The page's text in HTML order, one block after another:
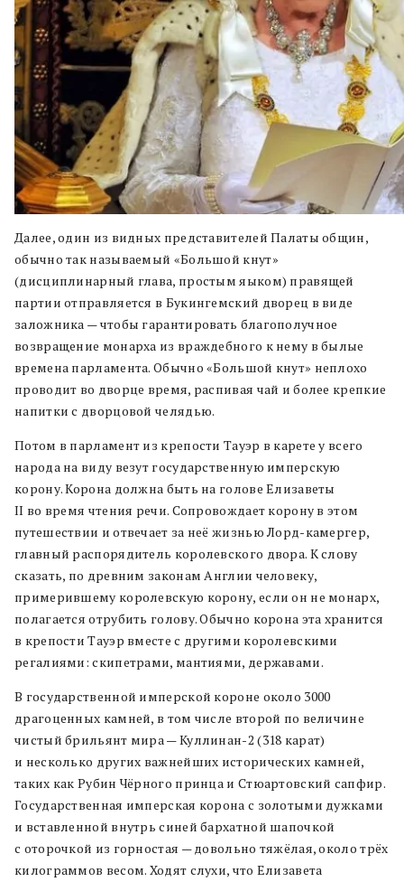
Далее, один из видных представителей Палаты общин,
обычно так называемый «Большой кнут»
(дисциплинарный глава, простым яыком) правящей
партии отправляется в Букингемский дворец в виде
заложника — чтобы гарантировать благополучное
возвращение монарха из враждебного к нему в былые
времена парламента. Обычно «Большой кнут» неплохо
проводит во дворце время, распивая чай и более крепкие
напитки с дворцовой челядью.
Потом в парламент из крепости Тауэр в карете у всего
народа на виду везут государственную имперскую
корону. Корона должна быть на голове Елизаветы
II во время чтения речи. Сопровождает корону в этом
путешествии и отвечает за неё жизнью Лорд-камергер,
главный распорядитель королевского двора. К слову
сказать, по древним законам Англии человеку,
примерившему королевскую корону, если он не монарх,
полагается отрубить голову. Обычно корона эта хранится
в крепости Тауэр вместе с другими королевскими
регалиями: скипетрами, мантиями, державами.
В государственной имперской короне около 3000
драгоценных камней, в том числе второй по величине
чистый брильянт мира — Куллинан-2 (318 карат)
и несколько других важнейших исторических камней,
таких как Рубин Чёрного принца и Стюартовский сапфир.
Государственная имперская корона с золотыми дужками
и вставленной внутрь синей бархатной шапочкой
с оторочкой из горностая — довольно тяжёлая, около трёх
килограммов весом. Ходят слухи, что Елизавета